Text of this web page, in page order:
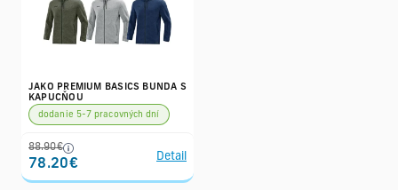
JAKO PREMIUM BASICS BUNDA S
KAPUCŇOU
dodanie 5-7 pracovných dní
88.90€
78.20€
Detail